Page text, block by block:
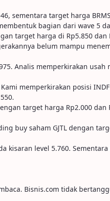
sementara target harga
bagian dari wave 5
target harga di Rp5.850 dan
belum mampu
Analis memperkirakan
memperkirakan posisi
target harga Rp2.000 dan
buy saham GJTL dengan
kisaran level 5.760.
Bisnis.com tidak